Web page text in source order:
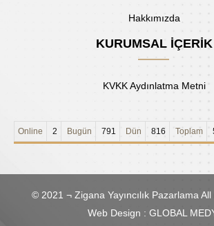
Hakkımızda
KURUMSAL İÇERİK
KVKK Aydınlatma Metni
Online 2 Bugün 791 Dün 816 Toplam
© 2021 ¬ Zigana Yayıncılık Pazarlama
Web Design : GLOBAL